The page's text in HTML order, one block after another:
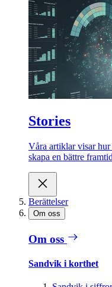
Stories
Våra artiklar visar
skapa en bättre
Berättelser
Om oss
Om oss
Sandvik i korthet